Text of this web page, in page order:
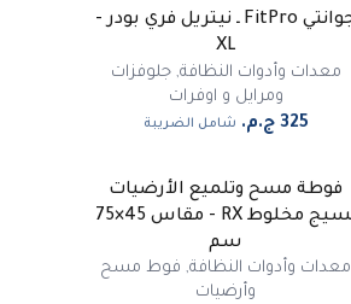
جوانتي FitPro ـ نيتريل فري بودر -
XL
معدات وأدوات النظافة,جلوفزات
ومرايل و اوفرات
شامل الضريبة
45
مميز
فوطة مسح وتلميع الأرضيات
نسيج مخلوط RX - مقاس 45×75
سم
معدات وأدوات النظافة, فوط مسح
وأرضيات